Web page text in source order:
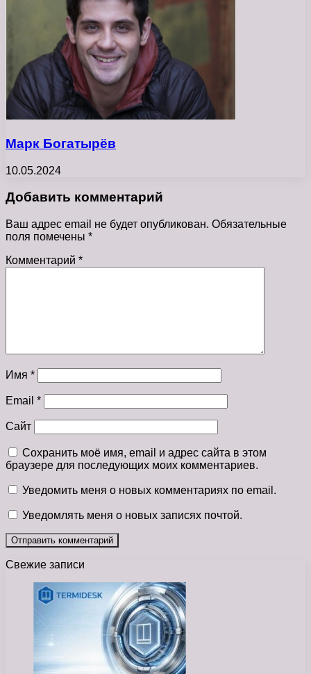
Марк Богатырёв
10.05.2024
Добавить комментарий
Ваш адрес email не будет опубликован. Обязательные
поля помечены *
Комментарий *
Имя *
Email *
Сайт
Сохранить моё имя, email и адрес сайта в этом
браузере для последующих моих комментариев.
Уведомить меня о новых комментариях по email.
Уведомлять меня о новых записях почтой.
Свежие записи